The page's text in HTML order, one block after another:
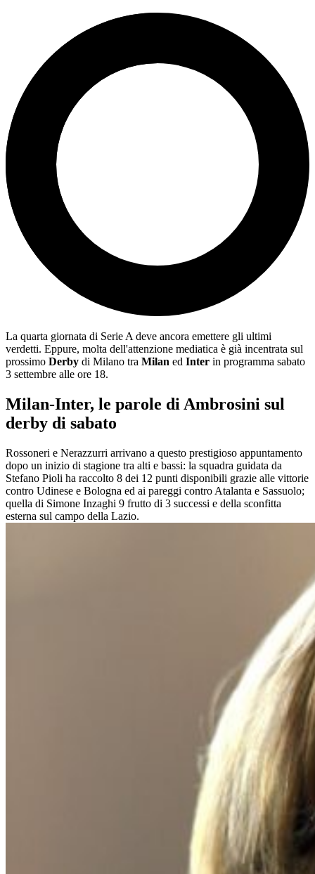
La quarta giornata di Serie A deve ancora emettere gli ultimi
verdetti. Eppure, molta dell'attenzione mediatica è già incentrata sul
prossimo Derby di Milano tra Milan ed Inter in programma sabato
3 settembre alle ore 18.
Milan-Inter, le parole di Ambrosini sul
derby di sabato
Rossoneri e Nerazzurri arrivano a questo prestigioso appuntamento
dopo un inizio di stagione tra alti e bassi: la squadra guidata da
Stefano Pioli ha raccolto 8 dei 12 punti disponibili grazie alle vittorie
contro Udinese e Bologna ed ai pareggi contro Atalanta e Sassuolo;
quella di Simone Inzaghi 9 frutto di 3 successi e della sconfitta
esterna sul campo della Lazio.